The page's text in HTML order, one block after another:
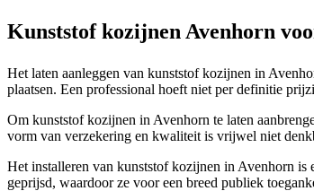
Kunststof kozijnen Avenhorn
Het laten aanleggen van kunststof kozijnen in
plaatsen. Een professional hoeft niet per definitie
Om kunststof kozijnen in Avenhorn te laten
vorm van verzekering en kwaliteit is vrijwel niet
Het installeren van kunststof kozijnen in Avenhorn is
geprijsd, waardoor ze voor een breed publiek